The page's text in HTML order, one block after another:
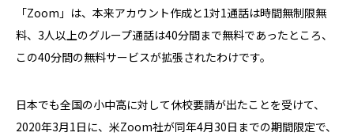
「Zoom」は、本来アカウント作成と1対1通話は時間無制限無
料、3人以上のグループ通話は40分間まで無料であったところ、
この40分間の無料サービスが拡張されたわけです。
日本でも全国の小中高に対して休校要請が出たことを受けて、
2020年3月1日に、米Zoom社が同年4月30日までの期間限定で、